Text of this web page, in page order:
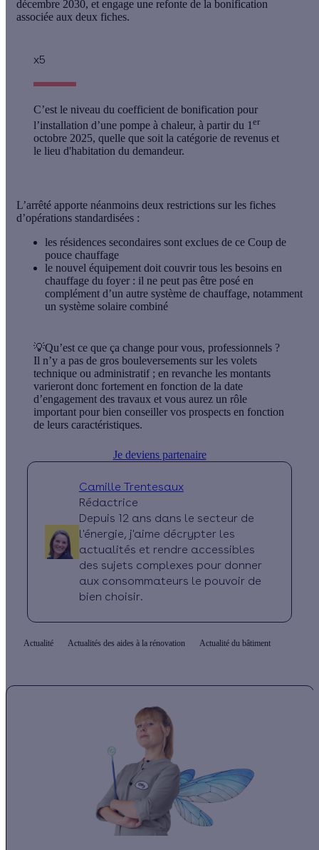
décembre 2030, et engage une refonte de la bonification
associée aux deux fiches.
x5
C’est le niveau du coefficient de bonification pour
l’installation d’une pompe à chaleur, à partir du 1 er
octobre 2025, quelle que soit la catégorie de revenus et
le lieu d'habitation du demandeur.
L’arrêté apporte néanmoins deux restrictions sur les fiches
d’opérations standardisées :
les résidences secondaires sont exclues de ce Coup de
pouce chauffage
le nouvel équipement doit couvrir tous les besoins en
chauffage du foyer : il ne peut pas être posé en
complément d’un autre système de chauffage, notamment
un système solaire combiné
💡Qu’est ce que ça change pour vous, professionnels ?
Il n’y a pas de gros bouleversements sur les volets
technique ou administratif ; en revanche les montants
varieront donc fortement en fonction de la date
d’engagement des travaux et vous aurez un rôle
important pour bien conseiller vos prospects en fonction
de leurs caractéristiques.
Je deviens partenaire
Camille Trentesaux
Rédactrice
Depuis 12 ans dans le secteur de
l'énergie, j'aime décrypter les
actualités et rendre accessibles
des sujets complexes pour donner
aux consommateurs le pouvoir de
bien choisir.
Actualité Actualités des aides à la rénovation Actualité du bâtiment